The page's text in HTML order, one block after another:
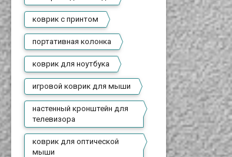
коврик с принтом
портативная колонка
коврик для ноутбука
игровой коврик для мыши
настенный кронштейн для
телевизора
коврик для оптической
мыши
разрешением 240х320
пикселей. Кроме
повседневных задач, на
данном дисплее, можно
комфортно смотреть
фото или видео. Вокруг
дисплея имеется
фирменный ободок в
стиле нокиа 3310, который
сразу бросается в глаза.